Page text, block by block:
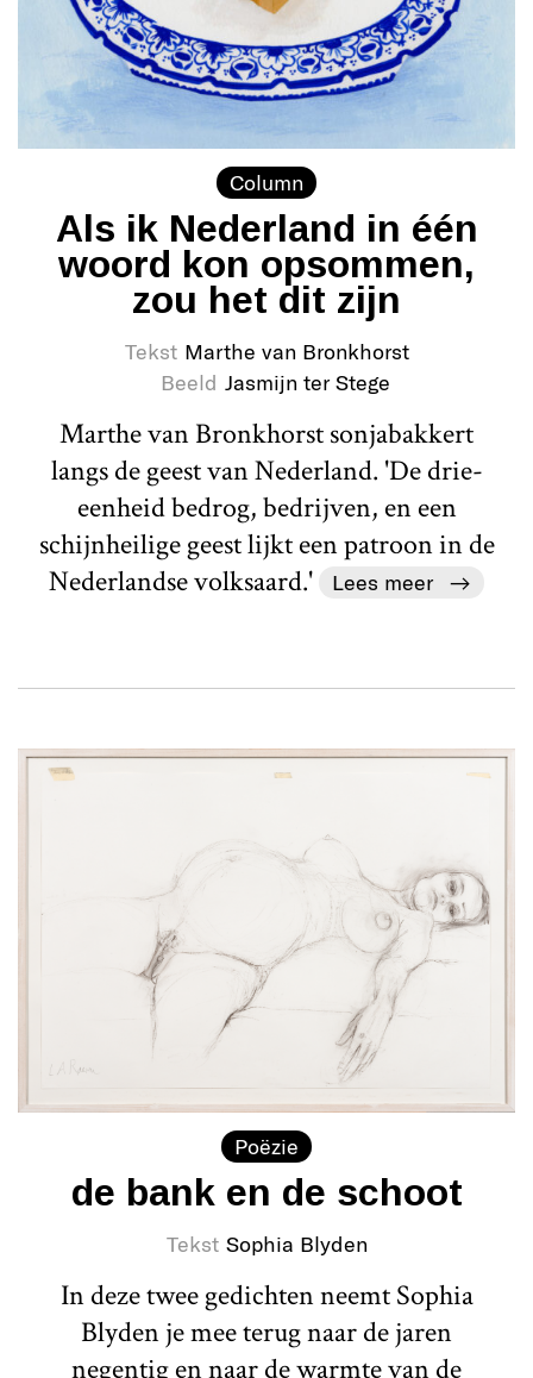
Column
Als ik Nederland in één
woord kon opsommen,
zou het dit zijn
Tekst Marthe van Bronkhorst
Beeld Jasmijn ter Stege
Marthe van Bronkhorst sonjabakkert
langs de geest van Nederland. 'De drie-
eenheid bedrog, bedrijven, en een
schijnheilige geest lijkt een patroon in de
Nederlandse volksaard.'
Lees meer
Poëzie
de bank en de schoot
Tekst Sophia Blyden
In deze twee gedichten neemt Sophia
Blyden je mee terug naar de jaren
negentig en naar de warmte van de